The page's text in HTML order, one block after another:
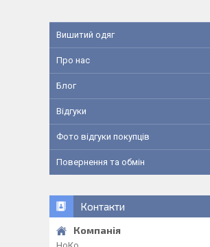
Вишитий одяг
Про нас
Блог
Відгуки
Фото відгуки покупців
Повернення та обмін
Контакти